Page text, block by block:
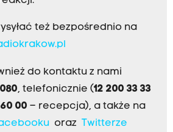
też bezpośrednio na
do kontaktu z nami
, telefonicznie (12 200 33 33
00 – recepcja), a także na
oraz Twitterze